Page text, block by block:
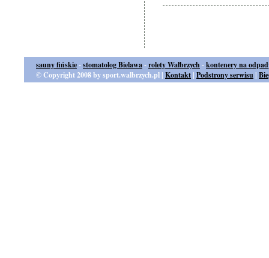
sauny fińskie-stomatolog Bielawa-rolety Wałbrzych-kontenery na
© Copyright 2008 by sport.walbrzych.pl | Kontakt | Podstrony serwisu |